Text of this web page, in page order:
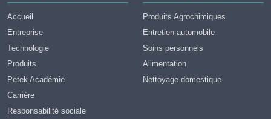
Accueil
Entreprise
Technologie
Produits
Petek Académie
Carrière
Responsabilité sociale
Produits Agrochimiques
Entretien automobile
Soins personnels
Alimentation
Nettoyage domestique